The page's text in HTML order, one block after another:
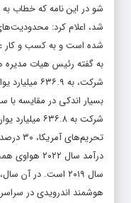
شو در این نامه که خطاب به
شد، اعلام کرد:
شده است و به کسب و کار
شرکت به
تحریم‌های آمریکا، ۳۰ درصد کاهش پیدا کرده بود.
سال ۲۰۱۹ است. در
هوشمند اندرویدی در